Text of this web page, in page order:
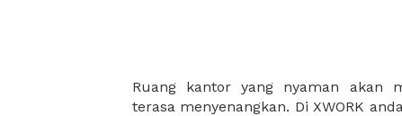
Ruang kantor yang nyaman akan
terasa menyenangkan. Di XWORK
legalitas usaha baru Anda, seperti
Perusahaan, Surat Izin Usaha